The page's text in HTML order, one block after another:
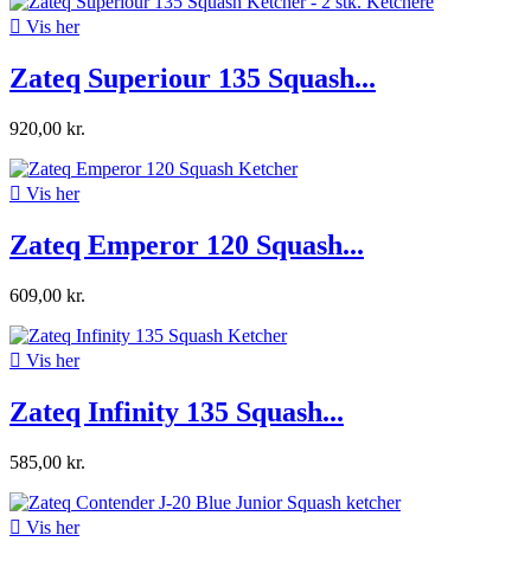
 Vis her
Zateq Superiour 135 Squash...
920,00 kr.
 Vis her
Zateq Emperor 120 Squash...
609,00 kr.
 Vis her
Zateq Infinity 135 Squash...
585,00 kr.
 Vis her